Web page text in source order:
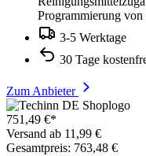
Programmierung
3-5 Werktage
30 Tage
Zum Anbieter
751,49 €*
Versand ab 11,99 €
Gesamtpreis: 763,48 €